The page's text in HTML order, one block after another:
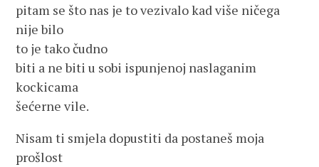
pitam se što nas je to vezivalo kad više ničega
nije bilo
to je tako čudno
biti a ne biti u sobi ispunjenoj naslaganim
kockicama
šećerne vile.
Nisam ti smjela dopustiti da postaneš moja
prošlost